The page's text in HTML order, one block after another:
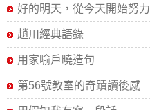
好的明天，從今天開始努力
趙川經典語錄
用家喻戶曉造句
第56號教室的奇蹟讀後感